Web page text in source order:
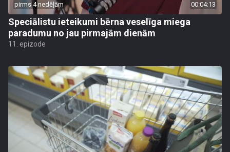
pirms 4 nedēļām 00:04:13
Speciālistu ieteikumi bērna veselīga miega
paradumu no jau pirmajām dienām
11. epizode